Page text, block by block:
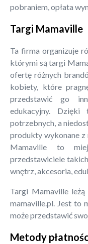
pobraniem, opłata
Targi Mamaville
Ta firma organizuje
którymi są targi
ofertę różnych
kobiety, które
przedstawić go
edukacyjny. Dzięki
potrzebnych, a
produkty wykonane z
Mamaville to
przedstawiciele
wnętrz, akcesoria,
Targi Mamaville
mamaville.pl. Jest to
może przedstawić
Metody